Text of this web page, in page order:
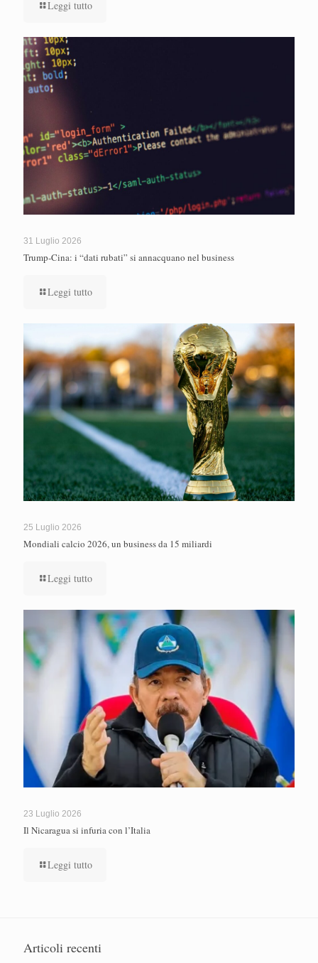
Leggi tutto
31 Luglio 2026
Trump-Cina: i “dati rubati” si annacquano nel business
Leggi tutto
25 Luglio 2026
Mondiali calcio 2026, un business da 15 miliardi
Leggi tutto
23 Luglio 2026
Il Nicaragua si infuria con l’Italia
Leggi tutto
Articoli recenti